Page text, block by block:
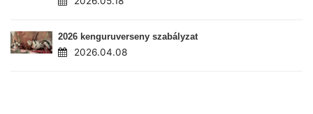
2026 kenguruverseny szabályzat
2026.04.08